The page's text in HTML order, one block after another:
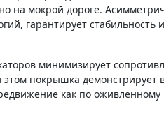
на мокрой дороге.
гарантирует стабильность
минимизирует
покрышка демонстрирует
как по оживленному